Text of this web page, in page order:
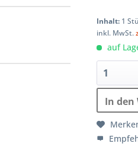
Inhalt: 1
inkl. MwSt.
auf
In den